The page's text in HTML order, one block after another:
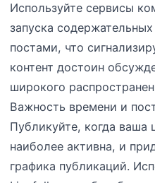
Используйте сервисы
запуска
постами, что
контент достоин
широкого
Важность времени и
Публикуйте, когда ваша
наиболее активна, и
графика публикаций.